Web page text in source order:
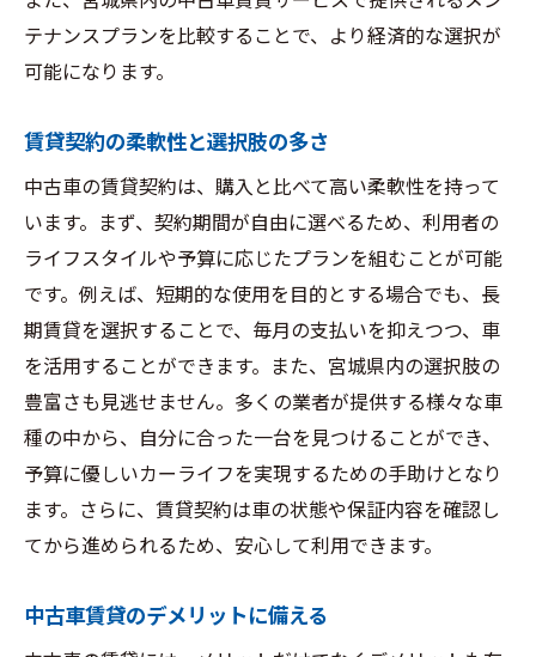
賃貸契約時の初期費用を考慮する
中古車賃貸と購入の違いを比較検証
所有感と自由度の違い
費用の透明性と予測可能性
中古車の価値に基づいた選択
賃貸におけるメンテナンスの取り扱い
初めての中古車賃貸に必要な手続きガイド
契約前に知っておくべき基本事項
必要書類とその準備方法
契約時の注意点と確認事項
保険選びと契約の手順
トラブルを避けるための契約書確認ポイン
テナンスプランを比較することで、より経済的な選択が
可能になります。
賃貸契約の柔軟性と選択肢の多さ
中古車の賃貸契約は、購入と比べて高い柔軟性を持って
います。まず、契約期間が自由に選べるため、利用者の
ライフスタイルや予算に応じたプランを組むことが可能
です。例えば、短期的な使用を目的とする場合でも、長
期賃貸を選択することで、毎月の支払いを抑えつつ、車
を活用することができます。また、宮城県内の選択肢の
豊富さも見逃せません。多くの業者が提供する様々な車
種の中から、自分に合った一台を見つけることができ、
予算に優しいカーライフを実現するための手助けとなり
ます。さらに、賃貸契約は車の状態や保証内容を確認し
てから進められるため、安心して利用できます。
中古車賃貸のデメリットに備える